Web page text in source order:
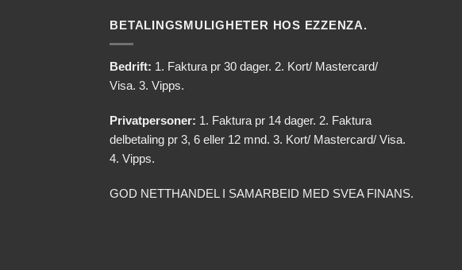
BETALINGSMULIGHETER HOS EZZENZA.
Bedrift: 1. Faktura pr 30 dager. 2. Kort/ Mastercard/
Visa. 3. Vipps.
Privatpersoner: 1. Faktura pr 14 dager. 2. Faktura
delbetaling pr 3, 6 eller 12 mnd. 3. Kort/ Mastercard/ Visa.
4. Vipps.
GOD NETTHANDEL I SAMARBEID MED SVEA FINANS.